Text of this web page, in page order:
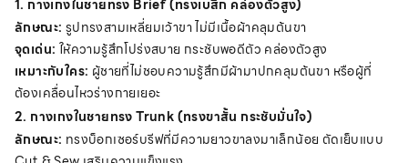
1. กางเกงในชายทรง Brief (ทรงเบสิก คล่องตัวสูง)
ลักษณะ: รูปทรงสามเหลี่ยมเว้าขา ไม่มีเนื้อผ้าคลุมต้นขา
จุดเด่น: ให้ความรู้สึกโปร่งสบาย กระชับพอดีตัว คล่องตัวสูง
เหมาะกับใคร: ผู้ชายที่ไม่ชอบความรู้สึกมีผ้ามาปกคลุมต้นขา หรือผู้ที่
ต้องเคลื่อนไหวร่างกายเยอะ
2. กางเกงในชายทรง Trunk (ทรงขาสั้น กระชับมั่นใจ)
ลักษณะ: ทรงบ็อกเซอร์บรีฟที่มีความยาวขาลงมาเล็กน้อย ตัดเย็บแบบ